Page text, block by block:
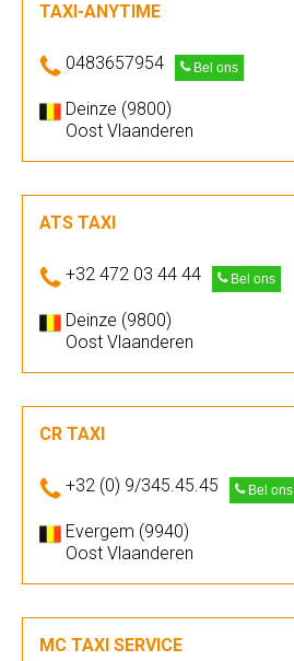
TAXI-ANYTIME
0483657954 Bel ons
Deinze (9800)
Oost Vlaanderen
ATS TAXI
+32 472 03 44 44 Bel ons
Deinze (9800)
Oost Vlaanderen
CR TAXI
+32 (0) 9/345.45.45 Bel ons
Evergem (9940)
Oost Vlaanderen
MC TAXI SERVICE